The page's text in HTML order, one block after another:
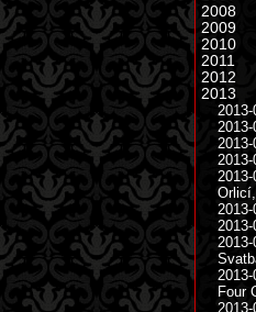
2008
2009
2010
2011
2012
2013
2013-
Four